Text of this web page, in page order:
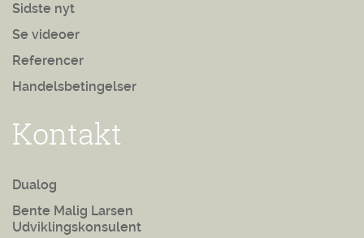
Sidste nyt
Se videoer
Referencer
Handelsbetingelser
Kontakt
Dualog
Bente Malig Larsen
Udviklingskonsulent